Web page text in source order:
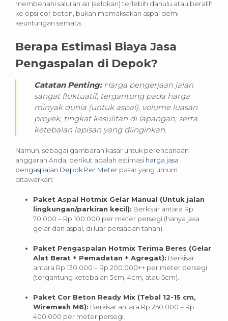
membenahi saluran air (selokan) terlebih dahulu atau beralih
ke opsi cor beton, bukan memaksakan aspal demi
keuntungan semata.
Berapa Estimasi Biaya Jasa
Pengaspalan di Depok?
Catatan Penting:Harga pengerjaan jalan
sangat fluktuatif, tergantung pada harga
minyak dunia (untuk aspal), volume luasan
proyek, tingkat kesulitan di lapangan, serta
ketebalan lapisan yang diinginkan.
Namun, sebagai gambaran kasar untuk perencanaan
anggaran Anda, berikut adalah estimasi harga jasa
pengaspalan Depok Per Meter pasar yang umum
ditawarkan:
Paket Aspal Hotmix Gelar Manual (Untuk jalan
lingkungan/parkiran kecil): Berkisar antara Rp
70.000 – Rp 100.000 per meter persegi (hanya jasa
gelar dan aspal, di luar persiapan tanah).
Paket Pengaspalan Hotmix Terima Beres (Gelar
Alat Berat + Pemadatan + Agregat): Berkisar
antara Rp 130.000 – Rp 200.000++ per meter persegi
(tergantung ketebalan 3cm, 4cm, atau 5cm).
Paket Cor Beton Ready Mix (Tebal 12-15 cm,
Wiremesh M6): Berkisar antara Rp 250.000 – Rp
400.000 per meter persegi.